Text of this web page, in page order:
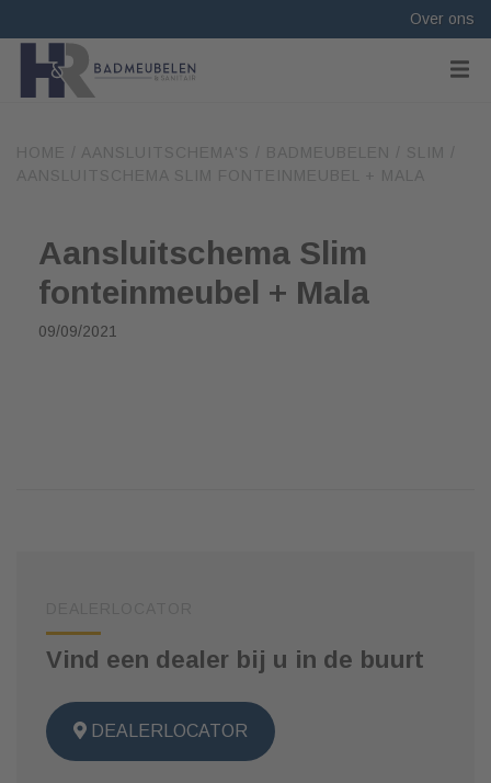
Over ons
HOME AANSLUITSCHEMA'S BADMEUBELEN SLIM
AANSLUITSCHEMA SLIM FONTEINMEUBEL + MALA
Aansluitschema Slim
fonteinmeubel + Mala
09/09/2021
Vind een dealer bij u in de buurt
DEALERLOCATOR